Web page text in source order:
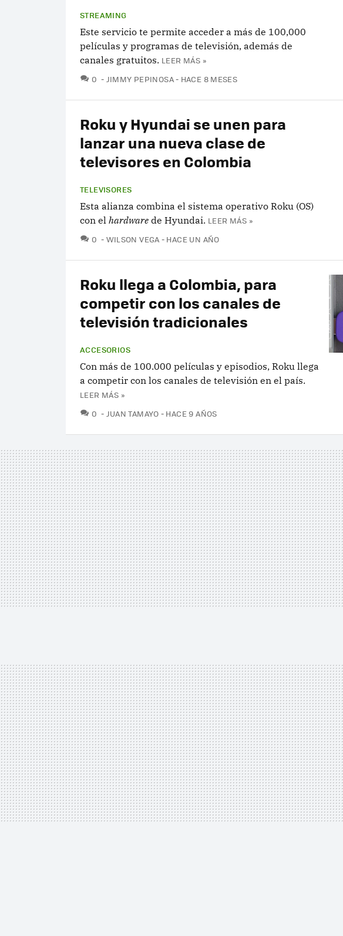
STREAMING
Este servicio te permite acceder a más de 100,000
películas y programas de televisión, además de
canales gratuitos. LEER MÁS »
0 COMENTARIOS
JIMMY PEPINOSA HACE 8 MESES
Roku y Hyundai se unen para
lanzar una nueva clase de
televisores en Colombia
TELEVISORES
Esta alianza combina el sistema operativo Roku (OS)
con el hardware de Hyundai. LEER MÁS »
0 COMENTARIOS
WILSON VEGA HACE UN AÑO
Roku llega a Colombia, para
competir con los canales de
televisión tradicionales
ACCESORIOS
Con más de 100.000 películas y episodios, Roku llega
a competir con los canales de televisión en el país.
LEER MÁS »
0 COMENTARIOS
JUAN TAMAYO HACE 9 AÑOS